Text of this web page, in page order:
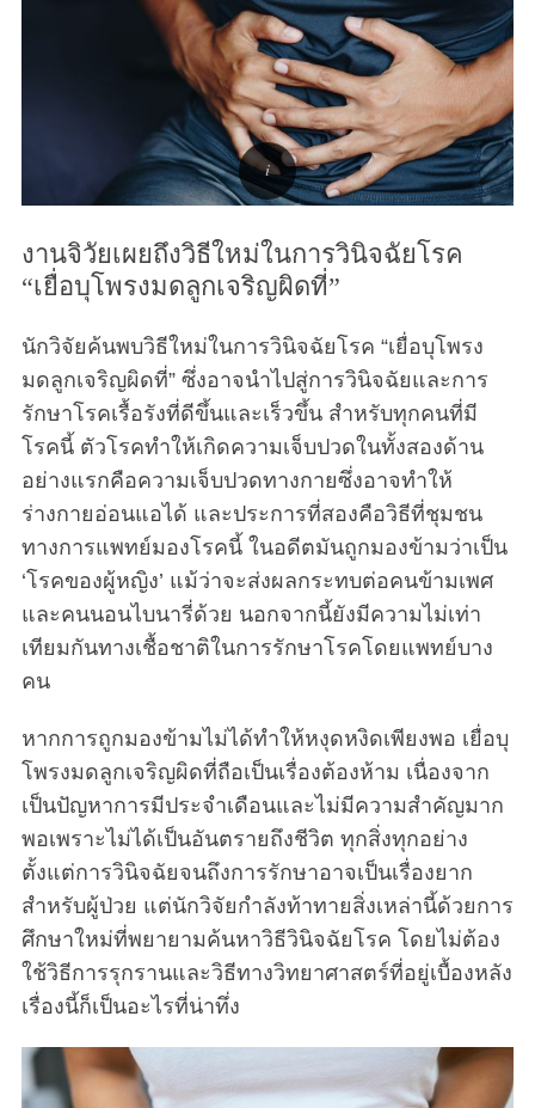
งานจิวัยเผยถึงวิธีใหม่ในการวินิจฉัยโรค
“เยื่อบุโพรงมดลูกเจริญผิดที่”
นักวิจัยค้นพบวิธีใหม่ในการวินิจฉัยโรค “เยื่อบุโพรง
มดลูกเจริญผิดที่” ซึ่งอาจนำไปสู่การวินิจฉัยและการ
รักษาโรคเรื้อรังที่ดีขึ้นและเร็วขึ้น สำหรับทุกคนที่มี
โรคนี้ ตัวโรคทำให้เกิดความเจ็บปวดในทั้งสองด้าน
อย่างแรกคือความเจ็บปวดทางกายซึ่งอาจทำให้
ร่างกายอ่อนแอได้ และประการที่สองคือวิธีที่ชุมชน
ทางการแพทย์มองโรคนี้ ในอดีตมันถูกมองข้ามว่าเป็น
‘โรคของผู้หญิง’ แม้ว่าจะส่งผลกระทบต่อคนข้ามเพศ
และคนนอนไบนารี่ด้วย นอกจากนี้ยังมีความไม่เท่า
เทียมกันทางเชื้อชาติในการรักษาโรคโดยแพทย์บาง
คน
หากการถูกมองข้ามไม่ได้ทำให้หงุดหงิดเพียงพอ เยื่อบุ
โพรงมดลูกเจริญผิดที่ถือเป็นเรื่องต้องห้าม เนื่องจาก
เป็นปัญหาการมีประจำเดือนและไม่มีความสำคัญมาก
พอเพราะไม่ได้เป็นอันตรายถึงชีวิต ทุกสิ่งทุกอย่าง
ตั้งแต่การวินิจฉัยจนถึงการรักษาอาจเป็นเรื่องยาก
สำหรับผู้ป่วย แต่นักวิจัยกำลังท้าทายสิ่งเหล่านี้ด้วยการ
ศึกษาใหม่ที่พยายามค้นหาวิธีวินิจฉัยโรค โดยไม่ต้อง
ใช้วิธีการรุกรานและวิธีทางวิทยาศาสตร์ที่อยู่เบื้องหลัง
เรื่องนี้ก็เป็นอะไรที่น่าทึ่ง